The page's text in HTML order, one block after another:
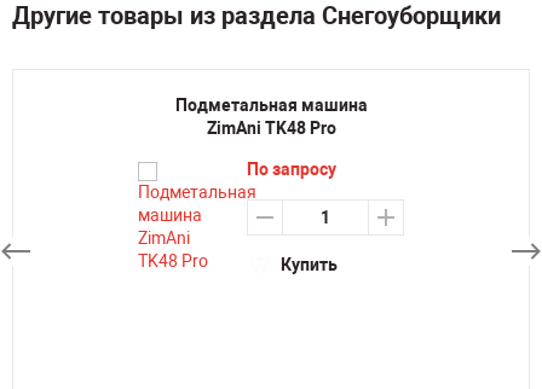
Другие товары из раздела Снегоуборщики
Подметальная машина
ZimAni TK48 Pro
По запросу
Купить